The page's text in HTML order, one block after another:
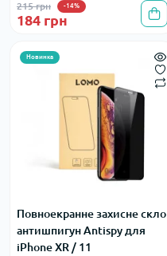
215 грн -14%
184 грн
Новинка
Повноекранне захисне скло
антишпигун Antispy для
iPhone XR / 11